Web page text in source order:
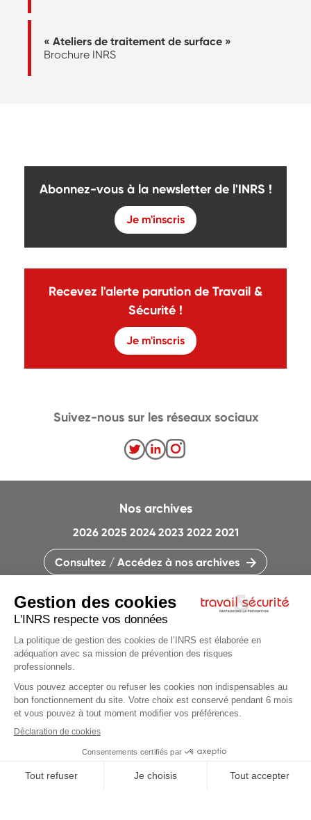
Articles du
« Ateliers de traitement de surface »
Brochure INRS
Abonnez-vous à la newsletter de l'INRS !
Je m'inscris
Recevez l'alerte parution de Travail &
Sécurité !
Je m'inscris
CONTACTEZ LA RÉDACTION
QUI SOMMES-NOUS ?
PLAN DU SITE
PARAMÈTRES DES COOKIES
CHARTE DES COOKIES ET TRACEURS
Nos archives
2026 2025 2024 2023 2022 2021
Consultez / Accédez à nos archives
Suivez-nous sur les réseaux sociaux